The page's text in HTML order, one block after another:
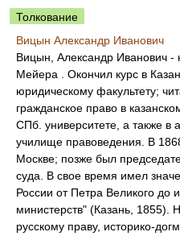
Толкование
Вицын Александр Иванович
Вицын, Александр Иванович -
Мейера . Окончил курс в
юридическому факультету;
гражданское право в
СПб. университете, а также в
училище правоведения. В
Москве; позже был
суда. В свое время имел
России от Петра Великого до
министерств" (Казань, 1855).
русскому праву, историко-